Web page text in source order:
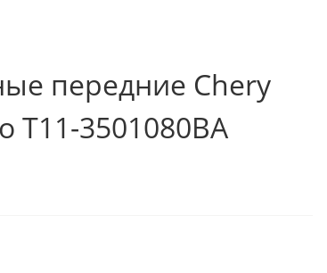
передние Chery
T11-3501080BA